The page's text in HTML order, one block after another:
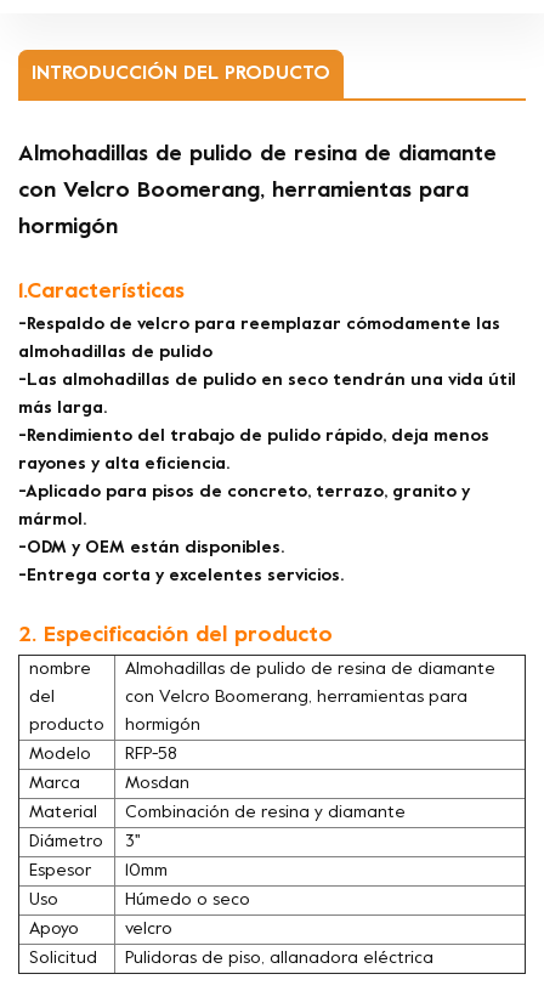
INTRODUCCIÓN DEL PRODUCTO
Almohadillas de pulido de resina de diamante
con Velcro Boomerang, herramientas para
hormigón
1.Características
-Respaldo de velcro para reemplazar cómodamente las
almohadillas de pulido
-Las almohadillas de pulido en seco tendrán una vida útil
más larga.
-Rendimiento del trabajo de pulido rápido, deja menos
rayones y alta eficiencia.
-Aplicado para pisos de concreto, terrazo, granito y
mármol.
-ODM y OEM están disponibles.
-Entrega corta y excelentes servicios.
2. Especificación del producto
nombre
del
producto
Almohadillas de pulido de resina de diamante
con Velcro Boomerang, herramientas para
hormigón
Modelo
RFP-58
Marca
Mosdan
Material
Combinación de resina y diamante
Diámetro
3''
Espesor
10mm
Uso
Húmedo o seco
Apoyo
velcro
Solicitud
Pulidoras de piso, allanadora eléctrica